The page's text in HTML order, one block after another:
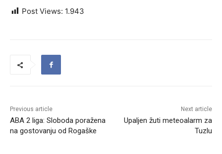
Post Views: 1.943
Previous article
ABA 2 liga: Sloboda poražena
na gostovanju od Rogaške
Next article
Upaljen žuti meteoalarm za
Tuzlu